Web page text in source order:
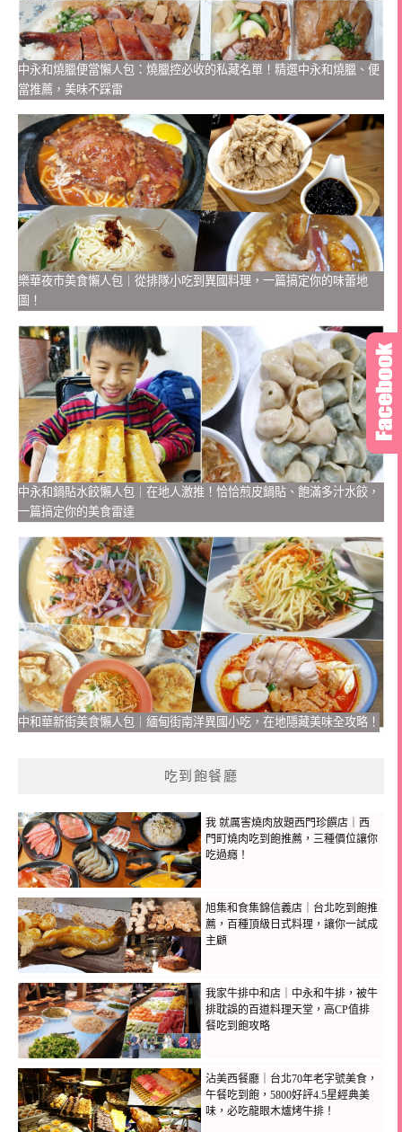
中永和燒臘便當懶人包：燒臘控必收的私藏名單！精選中永和燒臘、便
當推薦，美味不踩雷
樂華夜市美食懶人包｜從排隊小吃到異國料理，一篇搞定你的味蕾地
圖！
中永和鍋貼水餃懶人包｜在地人激推！恰恰煎皮鍋貼、飽滿多汁水餃，
一篇搞定你的美食雷達
中和華新街美食懶人包｜緬甸街南洋異國小吃，在地隱藏美味全攻略！
吃到飽餐廳
我 就厲害燒肉放題西門珍饌店｜西
門町燒肉吃到飽推薦，三種價位讓你
吃過癮！
旭集和食集錦信義店｜台北吃到飽推
薦，百種頂級日式料理，讓你一試成
主顧
我家牛排中和店｜中永和牛排，被牛
排耽誤的百道料理天堂，高CP值排
餐吃到飽攻略
沾美西餐廳｜台北70年老字號美食，
午餐吃到飽，5800好評4.5星經典美
味，必吃龍眼木爐烤牛排！